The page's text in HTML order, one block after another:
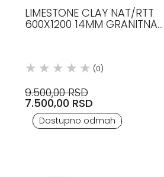
LIMESTONE CLAY NAT/RTT
600X1200 14MM GRANITNA
(0)
9.500,00 RSD
7.500,00 RSD
Dostupno odmah